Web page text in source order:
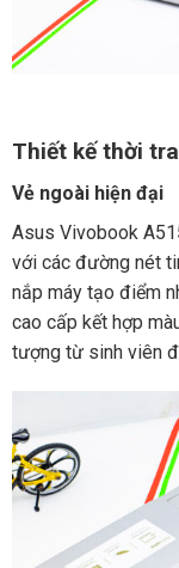
Thiết kế thời
Vẻ ngoài hiện đại
Asus Vivobook
với các đường nét
nắp máy tạo điểm
cao cấp kết hợp
tượng từ sinh viên